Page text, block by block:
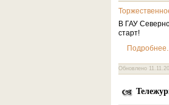
В ГАУ
старт!
Обновлено